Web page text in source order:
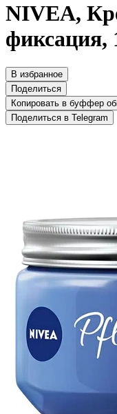
NIVEA,
фиксация,
В избранное
Поделиться
Копировать в буффер
Поделиться в Telegram